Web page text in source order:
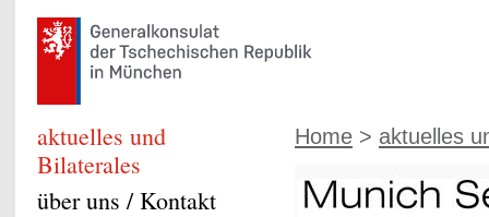
Home > aktuelles
aktuelles und
Bilaterales
über uns / Kontakt